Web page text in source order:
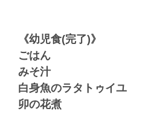
《幼児食(完了)》
ごはん
みそ汁
白身魚のラタトゥイユ
卯の花煮